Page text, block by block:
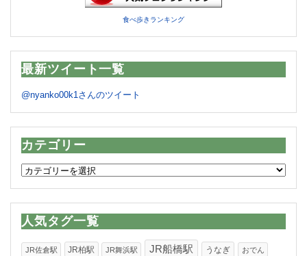
食べ歩きランキング
最新ツイート一覧
@nyanko00k1さんのツイート
カテゴリー
カ
リ
ー
人気タグ一覧
JR佐倉駅 JR柏駅 JR舞浜駅 JR船橋駅 うなぎ おでん